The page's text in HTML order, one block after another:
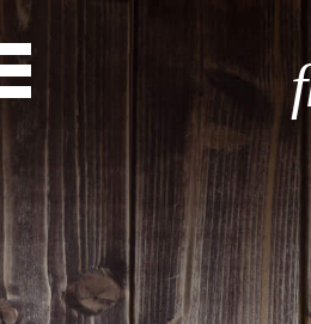
Start
Entdecke dein
News